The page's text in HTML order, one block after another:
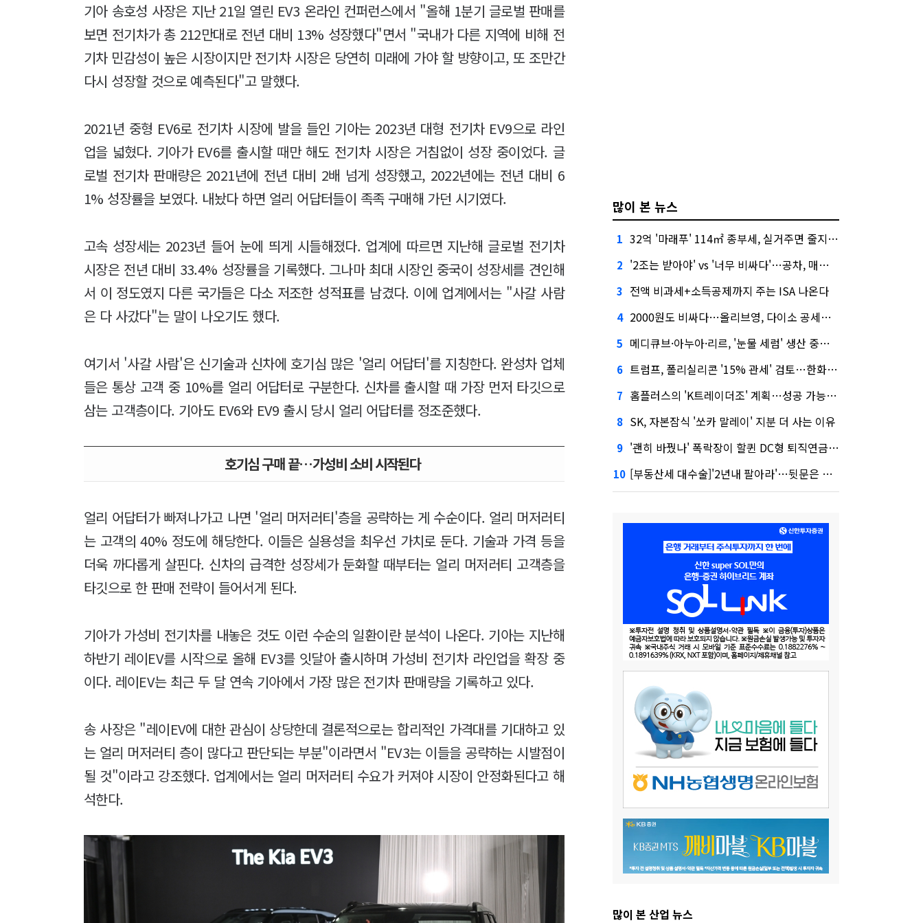
기아 송호성 사장은 지난 21일 열린 EV3 온라인 컨퍼런스에서 "올해 1분기 글로벌 판매를
보면 전기차가 총 212만대로 전년 대비 13% 성장했다"면서 "국내가 다른 지역에 비해 전
기차 민감성이 높은 시장이지만 전기차 시장은 당연히 미래에 가야 할 방향이고, 또 조만간
다시 성장할 것으로 예측된다"고 말했다.
2021년 중형 EV6로 전기차 시장에 발을 들인 기아는 2023년 대형 전기차 EV9으로 라인
업을 넓혔다. 기아가 EV6를 출시할 때만 해도 전기차 시장은 거침없이 성장 중이었다. 글
로벌 전기차 판매량은 2021년에 전년 대비 2배 넘게 성장했고, 2022년에는 전년 대비 6
1% 성장률을 보였다. 내놨다 하면 얼리 어답터들이 족족 구매해 가던 시기였다.
고속 성장세는 2023년 들어 눈에 띄게 시들해졌다. 업계에 따르면 지난해 글로벌 전기차
시장은 전년 대비 33.4% 성장률을 기록했다. 그나마 최대 시장인 중국이 성장세를 견인해
서 이 정도였지 다른 국가들은 다소 저조한 성적표를 남겼다. 이에 업계에서는 "사갈 사람
은 다 사갔다"는 말이 나오기도 했다.
여기서 '사갈 사람'은 신기술과 신차에 호기심 많은 '얼리 어답터'를 지칭한다. 완성차 업체
들은 통상 고객 중 10%를 얼리 어답터로 구분한다. 신차를 출시할 때 가장 먼저 타깃으로
삼는 고객층이다. 기아도 EV6와 EV9 출시 당시 얼리 어답터를 정조준했다.
호기심 구매 끝…가성비 소비 시작된다
얼리 어답터가 빠져나가고 나면 '얼리 머저러티'층을 공략하는 게 수순이다. 얼리 머저러티
는 고객의 40% 정도에 해당한다. 이들은 실용성을 최우선 가치로 둔다. 기술과 가격 등을
더욱 까다롭게 살핀다. 신차의 급격한 성장세가 둔화할 때부터는 얼리 머저러티 고객층을
타깃으로 한 판매 전략이 들어서게 된다.
기아가 가성비 전기차를 내놓은 것도 이런 수순의 일환이란 분석이 나온다. 기아는 지난해
하반기 레이EV를 시작으로 올해 EV3를 잇달아 출시하며 가성비 전기차 라인업을 확장 중
이다. 레이EV는 최근 두 달 연속 기아에서 가장 많은 전기차 판매량을 기록하고 있다.
송 사장은 "레이EV에 대한 관심이 상당한데 결론적으로는 합리적인 가격대를 기대하고 있
는 얼리 머저러티 층이 많다고 판단되는 부분"이라면서 "EV3는 이들을 공략하는 시발점이
될 것"이라고 강조했다. 업계에서는 얼리 머저러티 수요가 커져야 시장이 안정화된다고 해
석한다.
많이 본 뉴스
1 32억 '마래푸' 114㎡ 종부세, 실거주면 줄지만 안 살면 2.5배
2 '2조는 받아야' vs '너무 비싸다'…공차, 매각 성공할까
3 전액 비과세+소득공제까지 주는 ISA 나온다
4 2000원도 비싸다…올리브영, 다이소 공세에 '가성비'로 맞불
5 메디큐브·아누아·리르, '눈물 세럼' 생산 중단한다
6 트럼프, 폴리실리콘 '15% 관세' 검토…한화큐셀·OCI 영향은?
7 홈플러스의 'K트레이더조' 계획…성공 가능성은 '글쎄'
8 SK, 자본잠식 '쏘카 말레이' 지분 더 사는 이유
9 '괜히 바꿨나' 폭락장이 할퀸 DC형 퇴직연금…전문가 조언은
10 [부동산세 대수술]'2년내 팔아라'…뒷문은 열었다
많이 본 산업 뉴스